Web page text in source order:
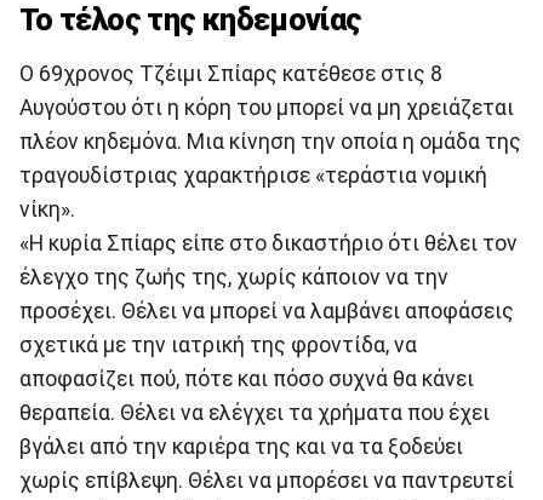
Το τέλος της κηδεμονίας
Ο 69χρονος Τζέιμι Σπίαρς κατέθεσε στις 8
Αυγούστου ότι η κόρη του μπορεί να μη χρειάζεται
πλέον κηδεμόνα. Μια κίνηση την οποία η ομάδα της
τραγουδίστριας χαρακτήρισε «τεράστια νομική
νίκη».
«Η κυρία Σπίαρς είπε στο δικαστήριο ότι θέλει τον
έλεγχο της ζωής της, χωρίς κάποιον να την
προσέχει. Θέλει να μπορεί να λαμβάνει αποφάσεις
σχετικά με την ιατρική της φροντίδα, να
αποφασίζει πού, πότε και πόσο συχνά θα κάνει
θεραπεία. Θέλει να ελέγχει τα χρήματα που έχει
βγάλει από την καριέρα της και να τα ξοδεύει
χωρίς επίβλεψη. Θέλει να μπορέσει να παντρευτεί